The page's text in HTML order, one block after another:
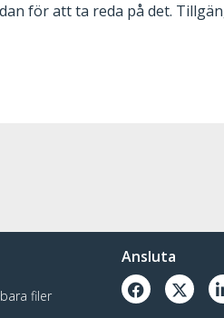
för att ta reda på det.
filer
Ansluta